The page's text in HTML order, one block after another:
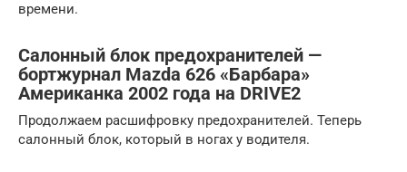
времени.
Салонный блок предохранителей —
бортжурнал Mazda 626 «Барбара»
Американка 2002 года на DRIVE2
Продолжаем расшифровку предохранителей. Теперь
салонный блок, который в ногах у водителя.